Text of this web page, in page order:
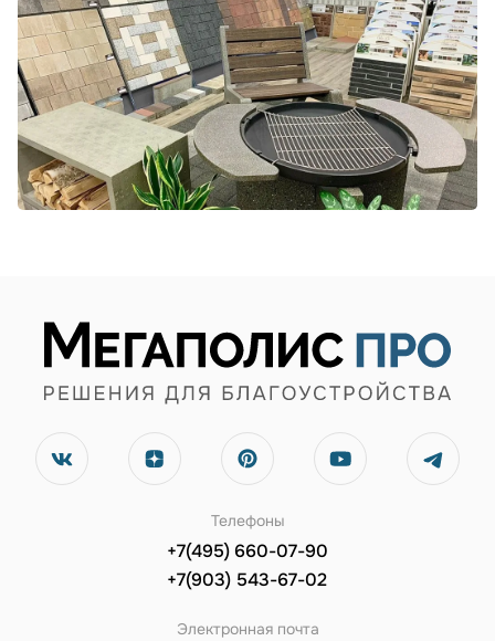
Телефоны
+7(495) 660-07-90
+7(903) 543-67-02
Электронная почта